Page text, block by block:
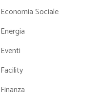
Economia Sociale
Energia
Eventi
Facility
Finanza